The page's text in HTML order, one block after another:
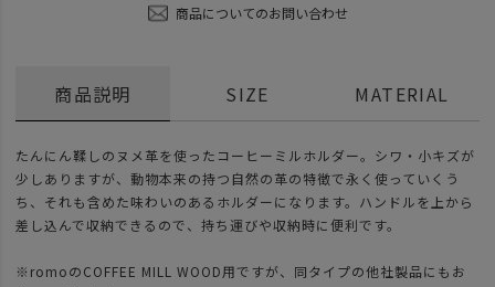
商品についてのお問い合わせ
商品説明
たんにん鞣しのヌメ革を使ったコーヒーミルホルダー。シワ・小キズが
少しありますが、動物本来の持つ自然の革の特徴で永く使っていくう
ち、それも含めた味わいのあるホルダーになります。ハンドルを上から
差し込んで収納できるので、持ち運びや収納時に便利です。
※romoのCOFFEE MILL WOOD用ですが、同タイプの他社製品にもお
SIZE MATERIAL